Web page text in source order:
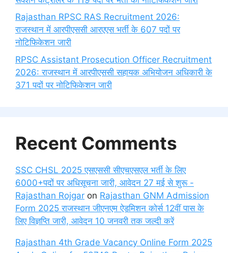
Rajasthan RPSC RAS Recruitment 2026:
राजस्थान में आरपीएससी आरएएस भर्ती के 607 पदों पर
नोटिफिकेशन जारी
RPSC Assistant Prosecution Officer Recruitment
2026: राजस्थान में आरपीएससी सहायक अभियोजन अधिकारी के
371 पदों पर नोटिफिकेशन जारी
Recent Comments
SSC CHSL 2025 एसएससी सीएचएसएल भर्ती के लिए
6000+पदों पर अधिसूचना जारी, आवेदन 27 मई से शुरू -
Rajasthan Rojgar on Rajasthan GNM Admission
Form 2025 राजस्थान जीएनएम ऐडमिशन कोर्स 12वीं पास के
लिए विज्ञप्ति जारी, आवेदन 10 जनवरी तक जल्दी करें
Rajasthan 4th Grade Vacancy Online Form 2025